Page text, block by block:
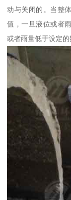
动与关闭的。当整
值，一旦液位或者
或者雨量低于设定的